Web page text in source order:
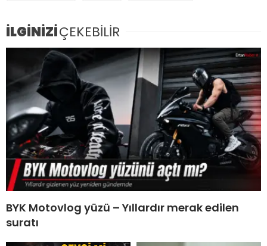
İLGİNİZİÇEKEBİLİR
BYK Motovlog yüzü – Yıllardır merak edilen
suratı